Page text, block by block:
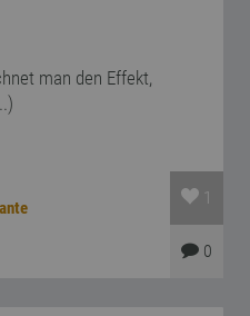
man den Effekt,
1
0